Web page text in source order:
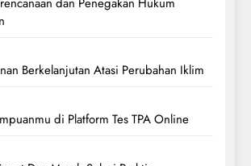
Berkelanjutan Atasi Perubahan Iklim
di Platform Tes TPA Online